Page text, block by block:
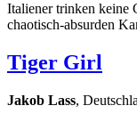
Italiener trinken keine
chaotisch-absurden
Tiger Girl
Jakob Lass,